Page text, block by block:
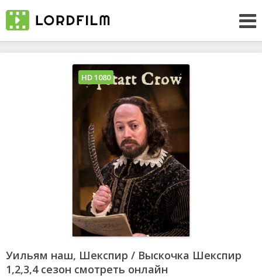
Уильям наш, Шекспир / Выскочка Шекспир
1,2,3,4 сезон смотреть онлайн
HD 1080